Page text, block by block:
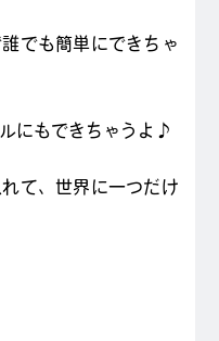
でも簡単にできちゃ
にもできちゃうよ♪
て、世界に一つだけ